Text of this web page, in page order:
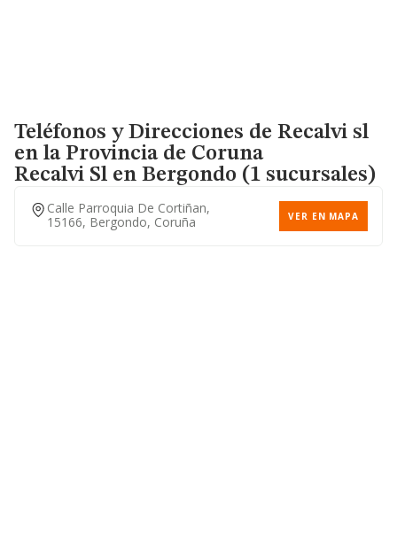
Teléfonos y Direcciones de Recalvi sl
en la Provincia de Coruna
Recalvi Sl en Bergondo (1 sucursales)
Calle Parroquia De Cortiñan,
15166, Bergondo, Coruña
VER EN MAPA